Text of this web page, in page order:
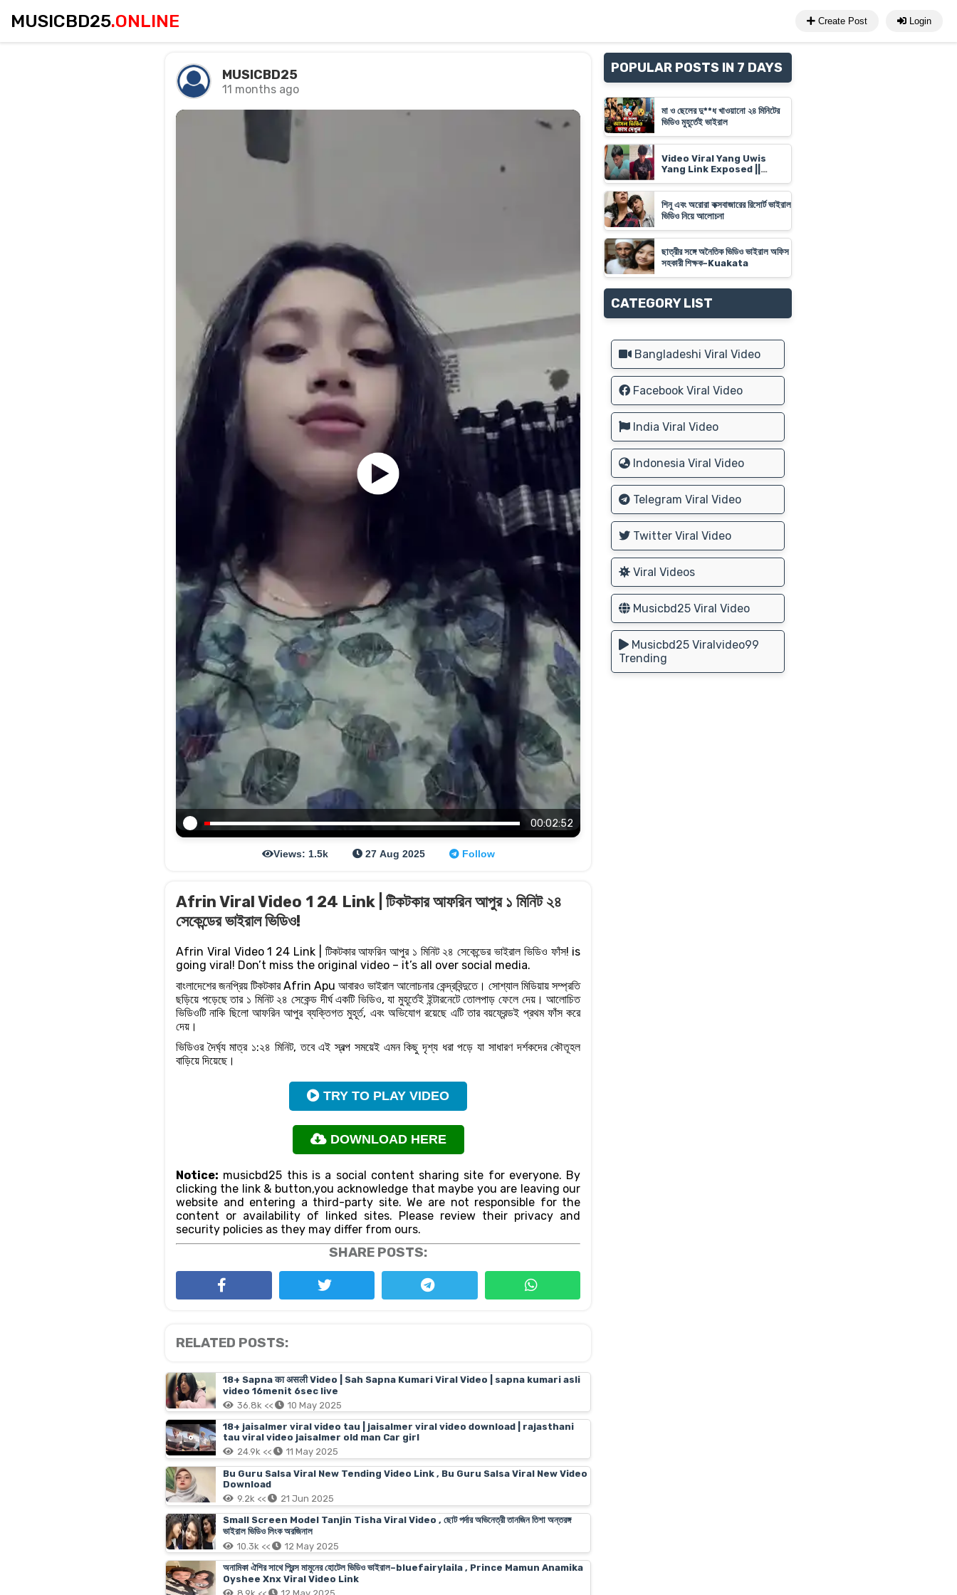
MUSICBD25.ONLINE Create Post Login
MUSICBD25
11 months ago
00:02:52
Views: 1.5k 27 Aug 2025 Follow
Afrin Viral Video 1 24 Link | টিকটকার আফরিন আপুর ১ মিনিট ২৪
সেকেন্ডের ভাইরাল ভিডিও!
Afrin Viral Video 1 24 Link | টিকটকার আফরিন আপুর ১ মিনিট ২৪ সেকেন্ডের ভাইরাল ভিডিও ফাঁস! is
going viral! Don’t miss the original video – it’s all over social media.
বাংলাদেশের জনপ্রিয় টিকটকার Afrin Apu আবারও ভাইরাল আলোচনার কেন্দ্রবিন্দুতে। সোশ্যাল মিডিয়ায় সম্প্রতি
ছড়িয়ে পড়েছে তার ১ মিনিট ২৪ সেকেন্ড দীর্ঘ একটি ভিডিও, যা মুহূর্তেই ইন্টারনেটে তোলপাড় ফেলে দেয়। আলোচিত
ভিডিওটি নাকি ছিলো আফরিন আপুর ব্যক্তিগত মুহূর্ত, এবং অভিযোগ রয়েছে এটি তার বয়ফ্রেন্ডই প্রথম ফাঁস করে
দেয়।
ভিডিওর দৈর্ঘ্য মাত্র ১:২৪ মিনিট, তবে এই স্বল্প সময়েই এমন কিছু দৃশ্য ধরা পড়ে যা সাধারণ দর্শকদের কৌতূহল
বাড়িয়ে দিয়েছে।
TRY TO PLAY VIDEO
DOWNLOAD HERE
Notice: musicbd25 this is a social content sharing site for everyone. By
clicking the link & button,you acknowledge that maybe you are leaving our
website and entering a third-party site. We are not responsible for the
content or availability of linked sites. Please review their privacy and
security policies as they may differ from ours.
SHARE POSTS:
RELATED POSTS:
18+ Sapna का असली Video | Sah Sapna Kumari Viral Video | sapna kumari asli
video 16menit 6sec live
36.8k <<
10 May 2025
18+ jaisalmer viral video tau | jaisalmer viral video download | rajasthani
tau viral video jaisalmer old man Car girl
24.9k <<
11 May 2025
Bu Guru Salsa Viral New Tending Video Link , Bu Guru Salsa Viral New Video
Download
9.2k <<
21 Jun 2025
Small Screen Model Tanjin Tisha Viral Video , ছোট পর্দার অভিনেত্রী তানজিন তিশা অন্তরঙ্গ
ভাইরাল ভিডিও লিংক অরজিনাল
10.3k <<
12 May 2025
অনামিকা ঐশির সাথে প্রিন্স মামুনের হোটেল ভিডিও ভাইরাল–bluefairylaila , Prince Mamun Anamika
Oyshee Xnx Viral Video Link
POPULAR POSTS IN 7 DAYS
মা ও ছেলের দু**ধ খাওয়ানো ২৪ মিনিটের
ভিডিও মুহূর্তেই ভাইরাল
Video Viral Yang Uwis
Yang Link Exposed ||
'Yank Uwes Yank' Goes
Viral
শিনু এবং অরোরা কক্সবাজারের রিসোর্ট ভাইরাল
ভিডিও নিয়ে আলোচনা
ছাত্রীর সঙ্গে অনৈতিক ভিডিও ভাইরাল অফিস
সহকারী শিক্ষক-Kuakata
CATEGORY LIST
Bangladeshi Viral Video
Facebook Viral Video
India Viral Video
Indonesia Viral Video
Telegram Viral Video
Twitter Viral Video
Viral Videos
Musicbd25 Viral Video
Musicbd25 Viralvideo99
Trending